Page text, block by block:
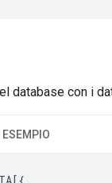
database con i
ESEMPIO